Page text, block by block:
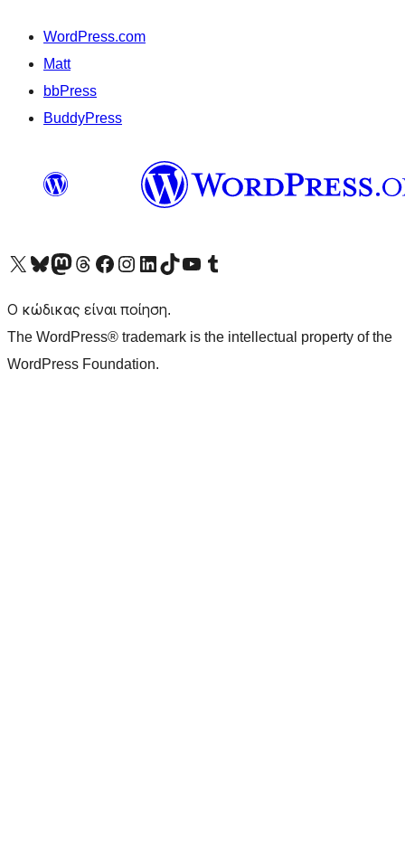
WordPress.com
Matt
bbPress
BuddyPress
Visit our X (formerly Twitter) account
Visit our Bluesky account
Επισκεφθείτε τον λογαριασμό μας στο Mastodon
Visit our Threads account
Επισκεφτείτε τη σελίδα μας στο Facebook
Επισκεφθείτε τον λογαριασμό μας Instagram
Επισκεφθείτε τον λογαριασμό μας LinkedIn
Visit our TikTok account
Visit our YouTube channel
Visit our Tumblr account
Ο κώδικας είναι ποίηση.
The WordPress® trademark is the intellectual property of the
WordPress Foundation.